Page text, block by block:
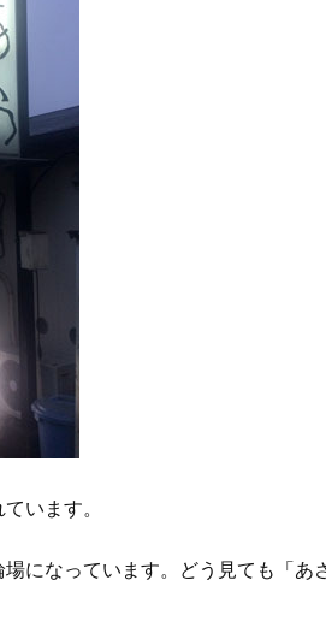
います。
になっています。どう見ても「あ